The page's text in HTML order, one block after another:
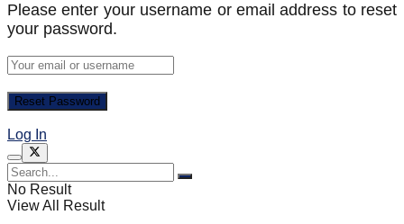
Please enter your username or email address to reset
your password.
Log In
No Result
View All Result